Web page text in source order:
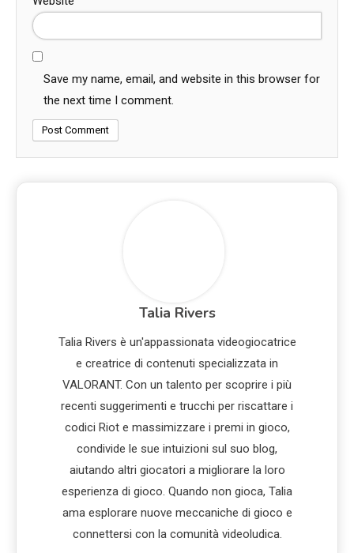
Save my name, email, and website in this browser for
the next time I comment.
Talia Rivers
Talia Rivers è un'appassionata videogiocatrice
e creatrice di contenuti specializzata in
VALORANT. Con un talento per scoprire i più
recenti suggerimenti e trucchi per riscattare i
codici Riot e massimizzare i premi in gioco,
condivide le sue intuizioni sul suo blog,
aiutando altri giocatori a migliorare la loro
esperienza di gioco. Quando non gioca, Talia
ama esplorare nuove meccaniche di gioco e
connettersi con la comunità videoludica.